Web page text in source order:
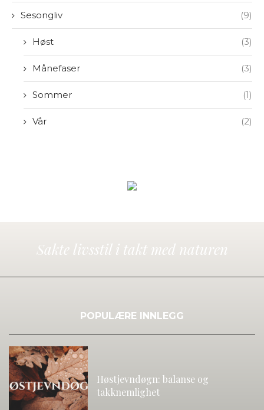
Sesongliv (9)
Høst (3)
Månefaser (3)
Sommer (1)
Vår (2)
Sakte livsstil i takt med naturen
POPULÆRE INNLEGG
Høstjevndøgn: balanse og
takknemlighet